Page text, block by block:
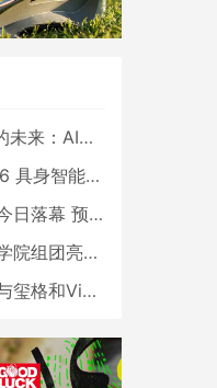
人与智能生活大爆发
领域 中国公司大放异彩
行业收入将超五千亿美元
相CES 广受好评
共同推出全新耳机